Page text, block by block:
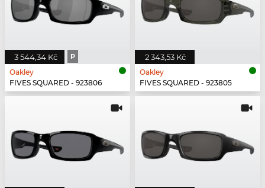
3 544,34 Kč P
Oakley
FIVES SQUARED - 923806
2 343,53 Kč
Oakley
FIVES SQUARED - 923805